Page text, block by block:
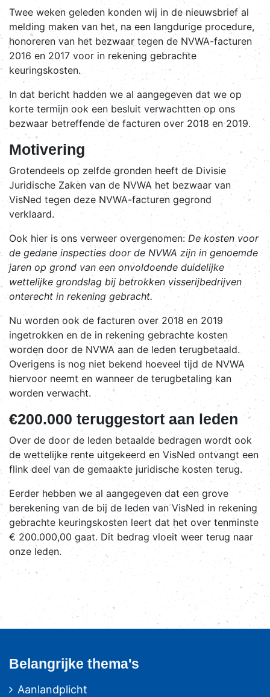
Twee weken geleden konden wij in de nieuwsbrief al
melding maken van het, na een langdurige procedure,
honoreren van het bezwaar tegen de NVWA-facturen
2016 en 2017 voor in rekening gebrachte
keuringskosten.
In dat bericht hadden we al aangegeven dat we op
korte termijn ook een besluit verwachtten op ons
bezwaar betreffende de facturen over 2018 en 2019.
Motivering
Grotendeels op zelfde gronden heeft de Divisie
Juridische Zaken van de NVWA het bezwaar van
VisNed tegen deze NVWA-facturen gegrond
verklaard.
Ook hier is ons verweer overgenomen: De kosten voor
de gedane inspecties door de NVWA zijn in genoemde
jaren op grond van een onvoldoende duidelijke
wettelijke grondslag bij betrokken visserijbedrijven
onterecht in rekening gebracht.
Nu worden ook de facturen over 2018 en 2019
ingetrokken en de in rekening gebrachte kosten
worden door de NVWA aan de leden terugbetaald.
Overigens is nog niet bekend hoeveel tijd de NVWA
hiervoor neemt en wanneer de terugbetaling kan
worden verwacht.
€200.000 teruggestort aan leden
Over de door de leden betaalde bedragen wordt ook
de wettelijke rente uitgekeerd en VisNed ontvangt een
flink deel van de gemaakte juridische kosten terug.
Eerder hebben we al aangegeven dat een grove
berekening van de bij de leden van VisNed in rekening
gebrachte keuringskosten leert dat het over tenminste
€ 200.000,00 gaat. Dit bedrag vloeit weer terug naar
onze leden.
Belangrijke thema's
Aanlandplicht